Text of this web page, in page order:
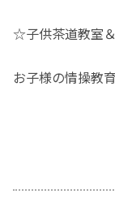
☆子供茶道教室
お子様の情操教